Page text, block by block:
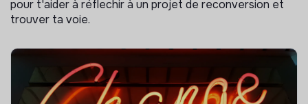
pour t'aider à réflechir à un projet de reconversion et
trouver ta voie.